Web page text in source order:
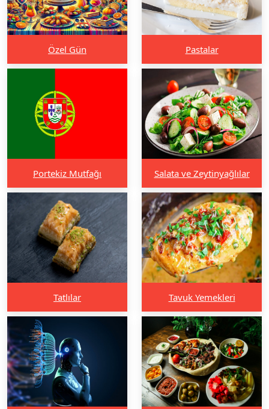
Özel Gün Pastalar
Portekiz Mutfağı Salata ve Zeytinyağlılar
Tatlılar Tavuk Yemekleri